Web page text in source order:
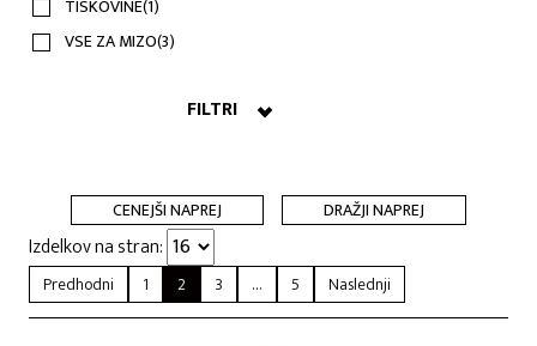
TISKOVINE(1)
VSE ZA MIZO(3)
FILTRI
CENEJŠI NAPREJ DRAŽJI NAPREJ
Izdelkov na stran:
Predhodni 1 2 3 … 5 Naslednji